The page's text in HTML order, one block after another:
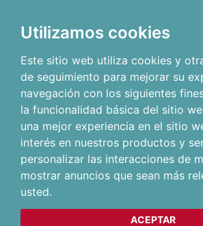
Utilizamos cookies
Este sitio web utiliza cookies y
de seguimiento para mejorar su
navegación con los siguientes
la funcionalidad básica del sitio
una mejor experiencia en el sitio
interés en nuestros productos y
personalizar las interacciones de
mostrar anuncios que sean más
usted.
ACEPTAR